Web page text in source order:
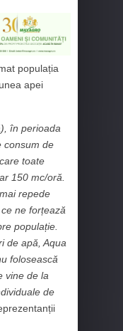
populația
apei
în perioada
consum de
toate
150 mc/oră.
repede
ne forțează
populație.
de apă, Aqua
folosească
vine de la
de